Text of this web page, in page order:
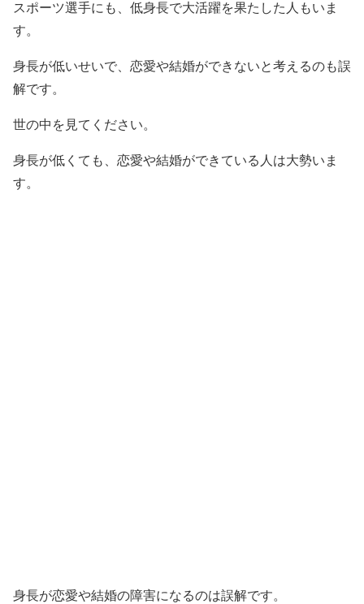
スポーツ選手にも、低身長で大活躍を果たした人もいま
す。
身長が低いせいで、恋愛や結婚ができないと考えるのも誤
解です。
世の中を見てください。
身長が低くても、恋愛や結婚ができている人は大勢いま
す。
身長が恋愛や結婚の障害になるのは誤解です。